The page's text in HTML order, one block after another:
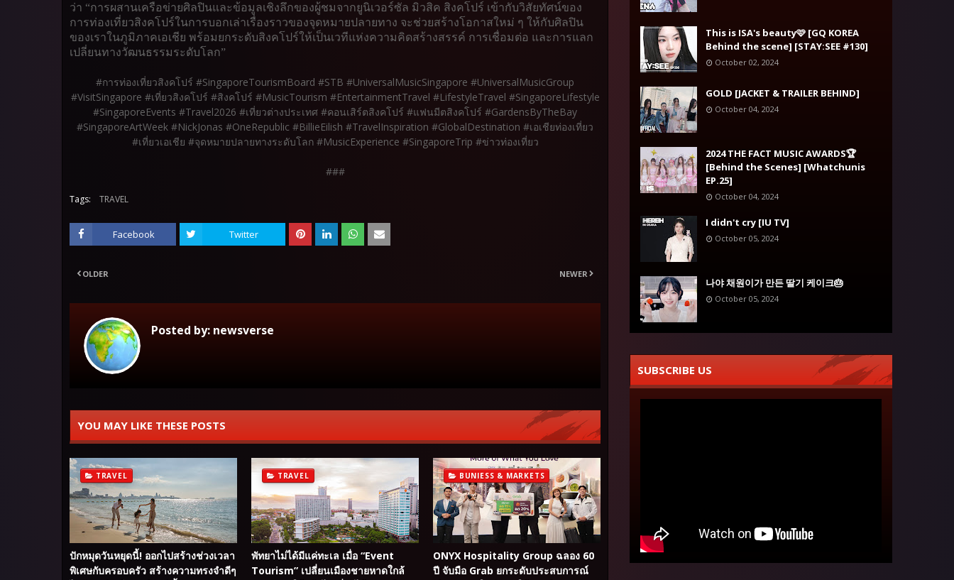
ว่า “การผสานเครือข่ายศิลปินและข้อมูลเชิงลึกของผู้ชมจากยูนิเวอร์ซัล มิวสิค สิงคโปร์ เข้ากับวิสัยทัศน์ของ
การท่องเที่ยวสิงคโปร์ในการบอกเล่าเรื่องราวของจุดหมายปลายทาง จะช่วยสร้างโอกาสใหม่ ๆ ให้กับศิลปิน
ของเราในภูมิภาคเอเชีย พร้อมยกระดับสิงคโปร์ให้เป็นเวทีแห่งความคิดสร้างสรรค์ การเชื่อมต่อ และการแลก
เปลี่ยนทางวัฒนธรรมระดับโลก”
#การท่องเที่ยวสิงคโปร์ #SingaporeTourismBoard #STB #UniversalMusicSingapore #UniversalMusicGroup
#VisitSingapore #เที่ยวสิงคโปร์ #สิงคโปร์ #MusicTourism #EntertainmentTravel #LifestyleTravel #SingaporeLifestyle
#SingaporeEvents #Travel2026 #เที่ยวต่างประเทศ #คอนเสิร์ตสิงคโปร์ #แฟนมีตสิงคโปร์ #GardensByTheBay
#SingaporeArtWeek #NickJonas #OneRepublic #BillieEilish #TravelInspiration #GlobalDestination #เอเชียท่องเที่ยว
#เที่ยวเอเชีย #จุดหมายปลายทางระดับโลก #MusicExperience #SingaporeTrip #ข่าวท่องเที่ยว
###
Tags: TRAVEL
Facebook Twitter
NEWER
OLDER
Posted by: newsverse
YOU MAY LIKE THESE POSTS
TRAVEL
ปักหมุดวันหยุดนี้! ออกไปสร้างช่วงเวลา
พิเศษกับครอบครัว สร้างความทรงจำดีๆ
TRAVEL
พัทยาไม่ได้มีแค่ทะเล เมื่อ “Event
Tourism” เปลี่ยนเมืองชายหาดใกล้
BUNIESS & MARKETS
ONYX Hospitality Group ฉลอง 60
ปี จับมือ Grab ยกระดับประสบการณ์
This is ISA's beauty🩷 [GQ KOREA
Behind the scene] [STAY:SEE #130]
October 02, 2024
GOLD [JACKET & TRAILER BEHIND]
October 04, 2024
2024 THE FACT MUSIC AWARDS🏆
[Behind the Scenes] [Whatchunis
EP.25]
October 04, 2024
I didn't cry [IU TV]
October 05, 2024
나야 채원이가 만든 딸기 케이크🎂
October 05, 2024
SUBSCRIBE US